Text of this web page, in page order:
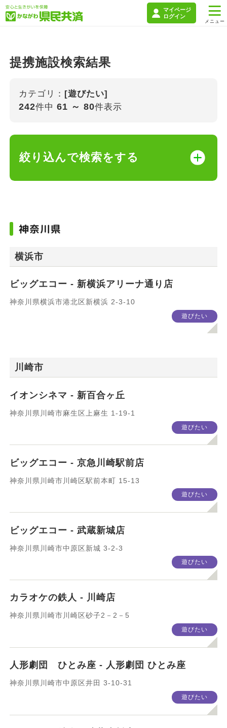
マイページ
ログイン
提携施設検索結果
カテゴリ： [遊びたい]
242件中61 ～ 80件表示
絞り込んで検索をする
エリア
カテゴリ
遊びたい
運動したい
習いたい
○○したい
検索
神奈川県
横浜市
ビッグエコー - 新横浜アリーナ通り店
神奈川県横浜市港北区新横浜 2-3-10
遊びたい
川崎市
イオンシネマ - 新百合ヶ丘
神奈川県川崎市麻生区上麻生 1-19-1
遊びたい
ビッグエコー - 京急川崎駅前店
神奈川県川崎市川崎区駅前本町 15-13
遊びたい
ビッグエコー - 武蔵新城店
神奈川県川崎市中原区新城 3-2-3
遊びたい
カラオケの鉄人 - 川崎店
神奈川県川崎市川崎区砂子2－2－5
遊びたい
人形劇団 ひとみ座 - 人形劇団 ひとみ座
神奈川県川崎市中原区井田 3-10-31
遊びたい